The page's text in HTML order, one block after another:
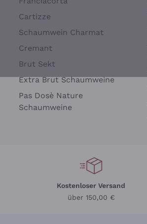
Cartizze
Schaumwein Charmat
Cremant
Brut Sekt
Extra Brut Schaumweine
Pas Dosè Nature
Schaumweine
Kostenloser Versand
über 150,00 €